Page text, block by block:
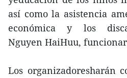
así como la asistencia
económica y los
Nguyen HaiHuu,
Los organizadoresharán